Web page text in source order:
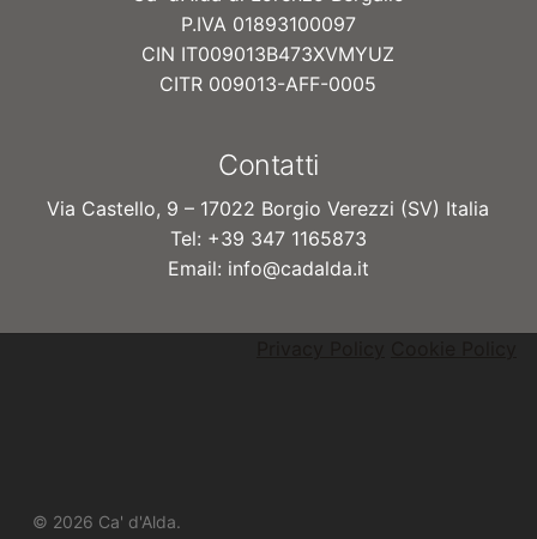
P.IVA 01893100097
CIN IT009013B473XVMYUZ
CITR 009013-AFF-0005
Contatti
Via Castello, 9 – 17022 Borgio Verezzi (SV) Italia
Tel: +39 347 1165873
Email: info@cadalda.it
© 2026 Ca' d'Alda.